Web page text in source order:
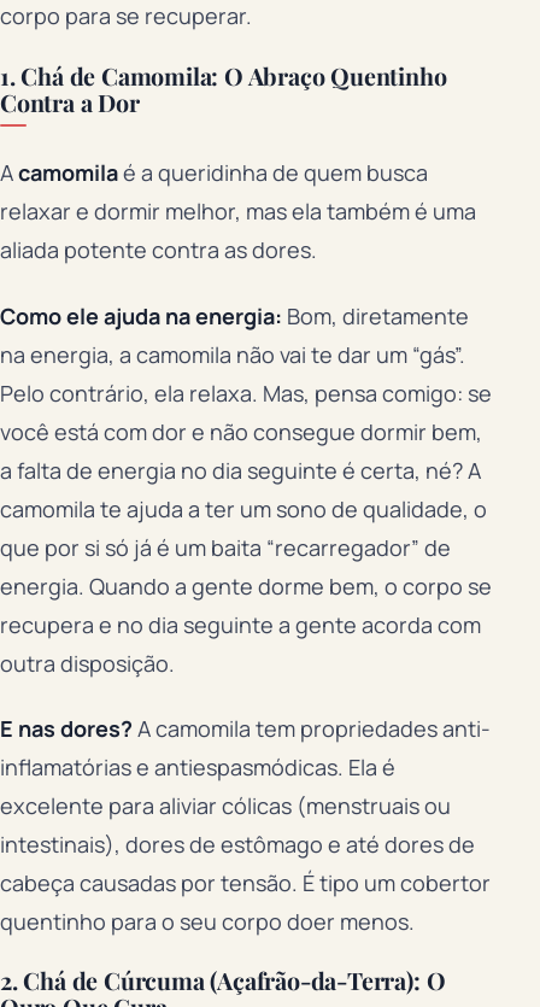
corpo para se recuperar.
1. Chá de Camomila: O Abraço Quentinho
Contra a Dor
Acamomilaé a queridinha de quem busca
relaxar e dormir melhor, mas ela também é uma
aliada potente contra as dores.
Como ele ajuda na energia: Bom, diretamente
na energia, a camomila não vai te dar um “gás”.
Pelo contrário, ela relaxa. Mas, pensa comigo: se
você está com dor e não consegue dormir bem,
a falta de energia no dia seguinte é certa, né? A
camomila te ajuda a ter um sono de qualidade, o
que por si só já é um baita “recarregador” de
energia. Quando a gente dorme bem, o corpo se
recupera e no dia seguinte a gente acorda com
outra disposição.
E nas dores? A camomila tem propriedades anti-
inflamatórias e antiespasmódicas. Ela é
excelente para aliviar cólicas (menstruais ou
intestinais), dores de estômago e até dores de
cabeça causadas por tensão. É tipo um cobertor
quentinho para o seu corpo doer menos.
2. Chá de Cúrcuma (Açafrão-da-Terra): O